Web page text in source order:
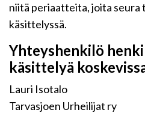
niitä periaatteita, joita
käsittelyssä.
Yhteyshenkilö
käsittelyä
Lauri Isotalo
Tarvasjoen Urheilijat ry